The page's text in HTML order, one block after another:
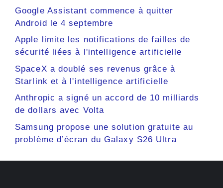
Google Assistant commence à quitter
Android le 4 septembre
Apple limite les notifications de failles de
sécurité liées à l'intelligence artificielle
SpaceX a doublé ses revenus grâce à
Starlink et à l'intelligence artificielle
Anthropic a signé un accord de 10 milliards
de dollars avec Volta
Samsung propose une solution gratuite au
problème d’écran du Galaxy S26 Ultra